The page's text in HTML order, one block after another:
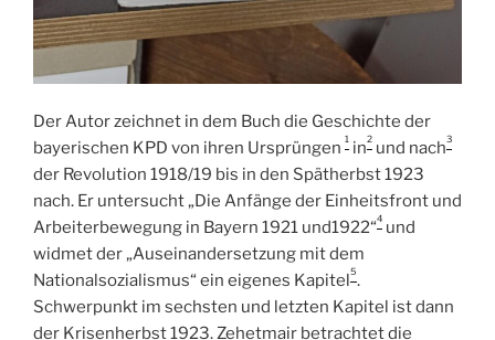
Der Autor zeichnet in dem Buch die Geschichte der
bayerischen KPD von ihren Ursprüngen 1 in2 und nach3
der Revolution 1918/19 bis in den Spätherbst 1923
nach. Er untersucht „Die Anfänge der Einheitsfront und
Arbeiterbewegung in Bayern 1921 und1922“4 und
widmet der „Auseinandersetzung mit dem
Nationalsozialismus“ ein eigenes Kapitel5.
Schwerpunkt im sechsten und letzten Kapitel ist dann
der Krisenherbst 1923. Zehetmair betrachtet die